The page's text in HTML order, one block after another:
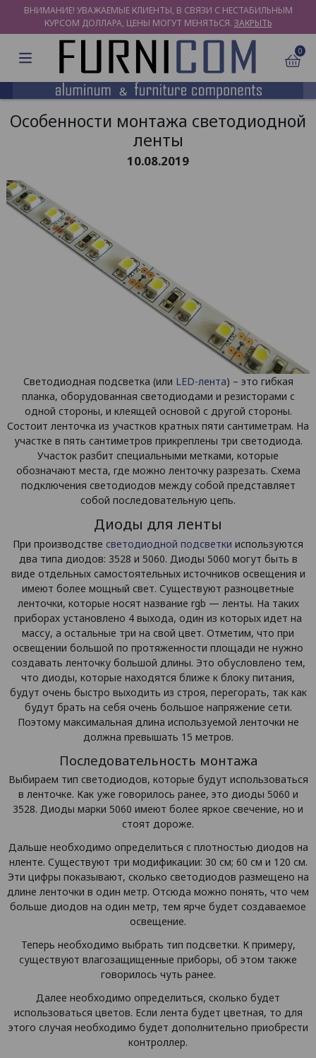
ВНИМАНИЕ! УВАЖАЕМЫЕ КЛИЕНТЫ, В СВЯЗИ С НЕСТАБИЛЬНЫМ
КУРСОМ ДОЛЛАРА, ЦЕНЫ МОГУТ МЕНЯТЬСЯ. ЗАКРЫТЬ
0
Особенности монтажа светодиодной
ленты
10.08.2019
Светодиодная подсветка (или LED-лента) – это гибкая
планка, оборудованная светодиодами и резисторами с
одной стороны, и клеящей основой с другой стороны.
Состоит ленточка из участков кратных пяти сантиметрам. На
участке в пять сантиметров прикреплены три светодиода.
Участок разбит специальными метками, которые
обозначают места, где можно ленточку разрезать. Схема
подключения светодиодов между собой представляет
собой последовательную цепь.
Диоды для ленты
При производстве светодиодной подсветки используются
два типа диодов: 3528 и 5060. Диоды 5060 могут быть в
виде отдельных самостоятельных источников освещения и
имеют более мощный свет. Существуют разноцветные
ленточки, которые носят название rgb — ленты. На таких
приборах установлено 4 выхода, один из которых идет на
массу, а остальные три на свой цвет. Отметим, что при
освещении большой по протяженности площади не нужно
создавать ленточку большой длины. Это обусловлено тем,
что диоды, которые находятся ближе к блоку питания,
будут очень быстро выходить из строя, перегорать, так как
будут брать на себя очень большое напряжение сети.
Поэтому максимальная длина используемой ленточки не
должна превышать 15 метров.
Последовательность монтажа
Выбираем тип светодиодов, которые будут использоваться
в ленточке. Как уже говорилось ранее, это диоды 5060 и
3528. Диоды марки 5060 имеют более яркое свечение, но и
стоят дороже.
Дальше необходимо определиться с плотностью диодов на
нленте. Существуют три модификации: 30 см; 60 см и 120 см.
Эти цифры показывают, сколько светодиодов размещено на
длине ленточки в один метр. Отсюда можно понять, что чем
больше диодов на один метр, тем ярче будет создаваемое
освещение.
Теперь необходимо выбрать тип подсветки. К примеру,
существуют влагозащищенные приборы, об этом также
говорилось чуть ранее.
Далее необходимо определиться, сколько будет
использоваться цветов. Если лента будет цветная, то для
этого случая необходимо будет дополнительно приобрести
контроллер.